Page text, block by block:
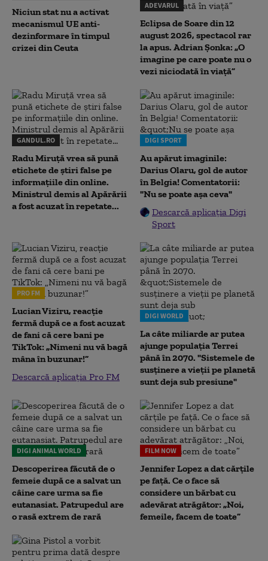
Niciun stat nu a activat
mecanismul UE anti-
dezinformare în timpul
crizei din Ceuta
ADEVARUL
Eclipsa de Soare din 12
august 2026, spectacol rar
la apus. Adrian Șonka: „O
imagine pe care poate nu o
vezi niciodată în viață”
GANDUL.RO
Radu Miruţă vrea să pună
etichete de știri false pe
informațiile din online.
Ministrul demis al Apărării
a fost acuzat în repetate...
DIGI SPORT
Au apărut imaginile:
Darius Olaru, gol de autor
în Belgia! Comentatorii:
"Nu se poate așa ceva"
Descarcă aplicația Digi
Sport
PRO FM
Lucian Viziru, reacție
fermă după ce a fost acuzat
de fani că cere bani pe
TikTok: „Nimeni nu vă bagă
mâna în buzunar!”
Descarcă aplicația Pro FM
DIGI WORLD
La câte miliarde ar putea
ajunge populația Terrei
până în 2070. "Sistemele de
susținere a vieții pe planetă
sunt deja sub presiune"
DIGI ANIMAL WORLD
Descoperirea făcută de o
femeie după ce a salvat un
câine care urma sa fie
eutanasiat. Patrupedul are
o rasă extrem de rară
FILM NOW
Jennifer Lopez a dat cărțile
pe față. Ce o face să
considere un bărbat cu
adevărat atrăgător: „Noi,
femeile, facem de toate”